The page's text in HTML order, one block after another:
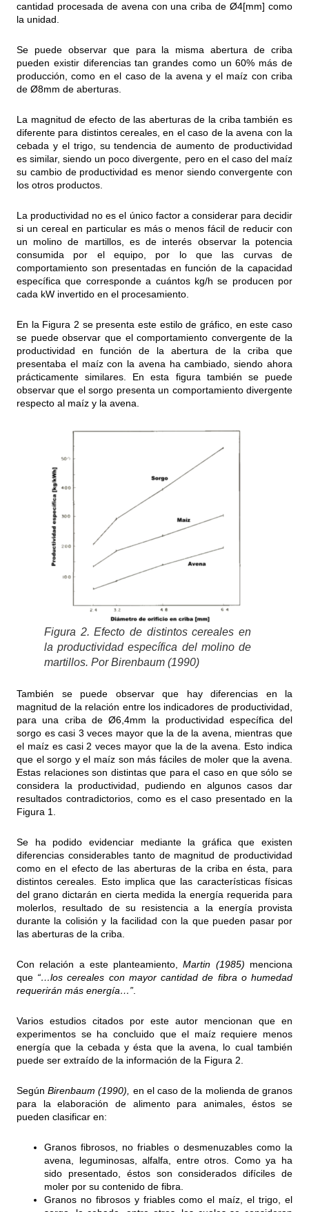
cantidad procesada de avena con una criba de Ø4[mm] como
la unidad.
Se puede observar que para la misma abertura de criba
pueden existir diferencias tan grandes como un 60% más de
producción, como en el caso de la avena y el maíz con criba
de Ø8mm de aberturas.
La magnitud de efecto de las aberturas de la criba también es
diferente para distintos cereales, en el caso de la avena con la
cebada y el trigo, su tendencia de aumento de productividad
es similar, siendo un poco divergente, pero en el caso del maíz
su cambio de productividad es menor siendo convergente con
los otros productos.
La productividad no es el único factor a considerar para decidir
si un cereal en particular es más o menos fácil de reducir con
un molino de martillos, es de interés observar la potencia
consumida por el equipo, por lo que las curvas de
comportamiento son presentadas en función de la capacidad
específica que corresponde a cuántos kg/h se producen por
cada kW invertido en el procesamiento.
En la Figura 2 se presenta este estilo de gráfico, en este caso
se puede observar que el comportamiento convergente de la
productividad en función de la abertura de la criba que
presentaba el maíz con la avena ha cambiado, siendo ahora
prácticamente similares. En esta figura también se puede
observar que el sorgo presenta un comportamiento divergente
respecto al maíz y la avena.
Figura 2. Efecto de distintos cereales en
la productividad específica del molino de
martillos. Por Birenbaum (1990)
También se puede observar que hay diferencias en la
magnitud de la relación entre los indicadores de productividad,
para una criba de Ø6,4mm la productividad específica del
sorgo es casi 3 veces mayor que la de la avena, mientras que
el maíz es casi 2 veces mayor que la de la avena. Esto indica
que el sorgo y el maíz son más fáciles de moler que la avena.
Estas relaciones son distintas que para el caso en que sólo se
considera la productividad, pudiendo en algunos casos dar
resultados contradictorios, como es el caso presentado en la
Figura 1.
Se ha podido evidenciar mediante la gráfica que existen
diferencias considerables tanto de magnitud de productividad
como en el efecto de las aberturas de la criba en ésta, para
distintos cereales. Esto implica que las características físicas
del grano dictarán en cierta medida la energía requerida para
molerlos, resultado de su resistencia a la energía provista
durante la colisión y la facilidad con la que pueden pasar por
las aberturas de la criba.
Con relación a este planteamiento, Martin (1985) menciona
que “…los cereales con mayor cantidad de fibra o humedad
requerirán más energía…”.
Varios estudios citados por este autor mencionan que en
experimentos se ha concluido que el maíz requiere menos
energía que la cebada y ésta que la avena, lo cual también
puede ser extraído de la información de la Figura 2.
SegúnBirenbaum (1990), en el caso de la molienda de granos
para la elaboración de alimento para animales, éstos se
pueden clasificar en:
Granos fibrosos, no friables o desmenuzables como la
avena, leguminosas, alfalfa, entre otros. Como ya ha
sido presentado, éstos son considerados difíciles de
moler por su contenido de fibra.
Granos no fibrosos y friables como el maíz, el trigo, el